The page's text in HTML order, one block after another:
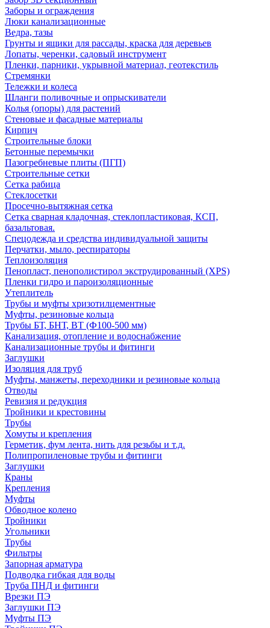
Заборы и ограждения
Люки канализационные
Ведра, тазы
Грунты и ящики для рассады, краска для деревьев
Лопаты, черенки, садовый инструмент
Пленки, парники, укрывной материал, геотекстиль
Стремянки
Тележки и колеса
Шланги поливочные и опрыскиватели
Колья (опоры) для растений
Стеновые и фасадные материалы
Кирпич
Строительные блоки
Бетонные перемычки
Пазогребневые плиты (ПГП)
Строительные сетки
Сетка рабица
Стеклосетки
Просечно-вытяжная сетка
Сетка сварная кладочная, стеклопластиковая, КСП,
базальтовая.
Спецодежда и средства индивидуальной защиты
Перчатки, мыло, респираторы
Теплоизоляция
Пенопласт, пенополистирол экструдированный (XPS)
Пленки гидро и пароизоляционные
Утеплитель
Трубы и муфты хризотилцементные
Муфты, резиновые кольца
Трубы БТ, БНТ, ВТ (Ф100-500 мм)
Канализация, отопление и водоснабжение
Канализационные трубы и фитинги
Заглушки
Изоляция для труб
Муфты, манжеты, переходники и резиновые кольца
Отводы
Ревизия и редукция
Тройники и крестовины
Трубы
Хомуты и крепления
Герметик, фум лента, нить для резьбы и т.д.
Полипропиленовые трубы и фитинги
Заглушки
Краны
Крепления
Муфты
Обводное колено
Тройники
Угольники
Трубы
Фильтры
Запорная арматура
Подводка гибкая для воды
Труба ПНД и фитинги
Врезки ПЭ
Заглушки ПЭ
Муфты ПЭ